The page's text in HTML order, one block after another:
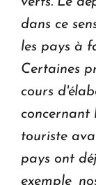
dans ce
les pays à
Certaines
cours
concernant
touriste
pays ont
exemple,